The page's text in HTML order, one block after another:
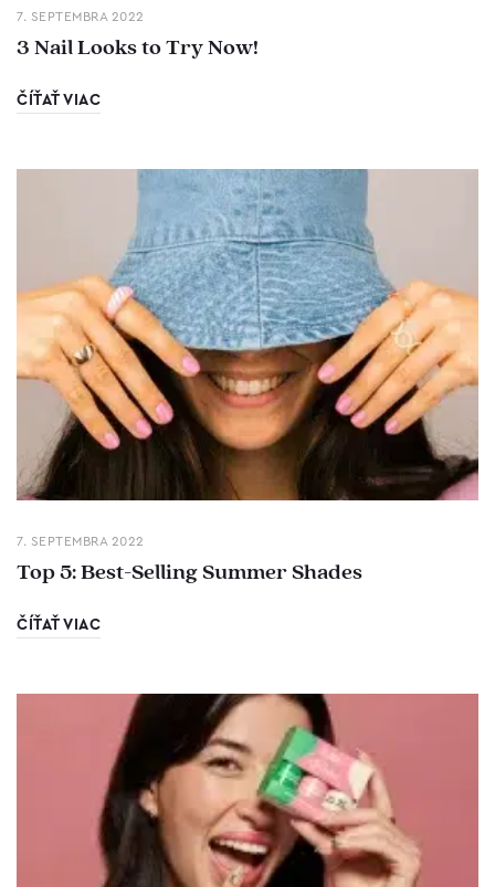
7. SEPTEMBRA 2022
3 Nail Looks to Try Now!
ČÍŤAŤ VIAC
7. SEPTEMBRA 2022
Top 5: Best-Selling Summer Shades
ČÍŤAŤ VIAC